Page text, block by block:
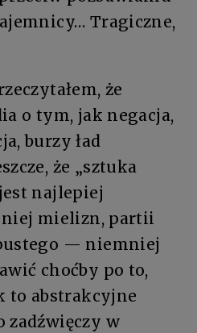
Tragiczne,
że
o tym, jak negacja,
burzy ład
że „sztuka
najlepiej
niej mielizn, partii
— niemniej
choćby po to,
to abstrakcyjne
zadźwięczy w